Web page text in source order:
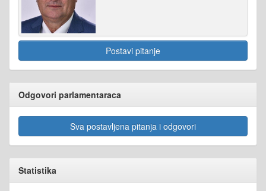
Postavi pitanje
Odgovori parlamentaraca
Sva postavljena pitanja i odgovori
Statistika